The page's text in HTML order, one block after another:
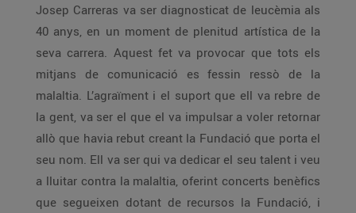
Josep Carreras va ser diagnosticat de leucèmia als
40 anys, en un moment de plenitud artística de la
seva carrera. Aquest fet va provocar que tots els
mitjans de comunicació es fessin ressò de la
malaltia. L’agraïment i el suport que ell va rebre de
la gent, va ser el que el va impulsar a voler retornar
allò que havia rebut creant la Fundació que porta el
seu nom. Ell va ser qui va dedicar el seu talent i veu
a lluitar contra la malaltia, oferint concerts benèfics
que segueixen dotant de recursos la Fundació, i